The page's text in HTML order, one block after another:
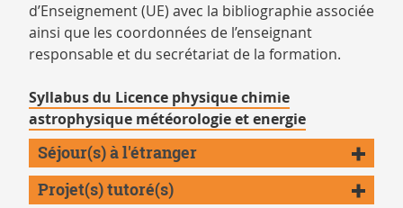
d’Enseignement (UE) avec la bibliographie associée
ainsi que les coordonnées de l’enseignant
responsable et du secrétariat de la formation.
Syllabus du Licence physique chimie
astrophysique météorologie et energie
Séjour(s) à l'étranger
Projet(s) tutoré(s)